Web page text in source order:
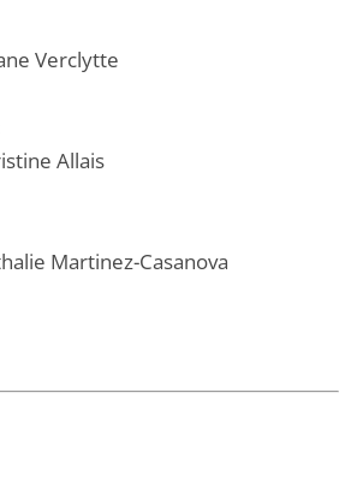
Verclytte
Allais
Martinez-Casanova